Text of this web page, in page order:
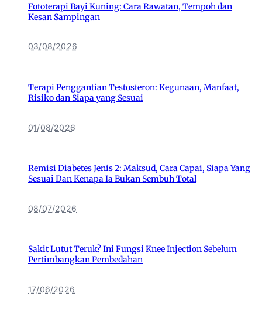
Fototerapi Bayi Kuning: Cara Rawatan, Tempoh dan
Kesan Sampingan
03/08/2026
Terapi Penggantian Testosteron: Kegunaan, Manfaat,
Risiko dan Siapa yang Sesuai
01/08/2026
Remisi Diabetes Jenis 2: Maksud, Cara Capai, Siapa Yang
Sesuai Dan Kenapa Ia Bukan Sembuh Total
08/07/2026
Sakit Lutut Teruk? Ini Fungsi Knee Injection Sebelum
Pertimbangkan Pembedahan
17/06/2026